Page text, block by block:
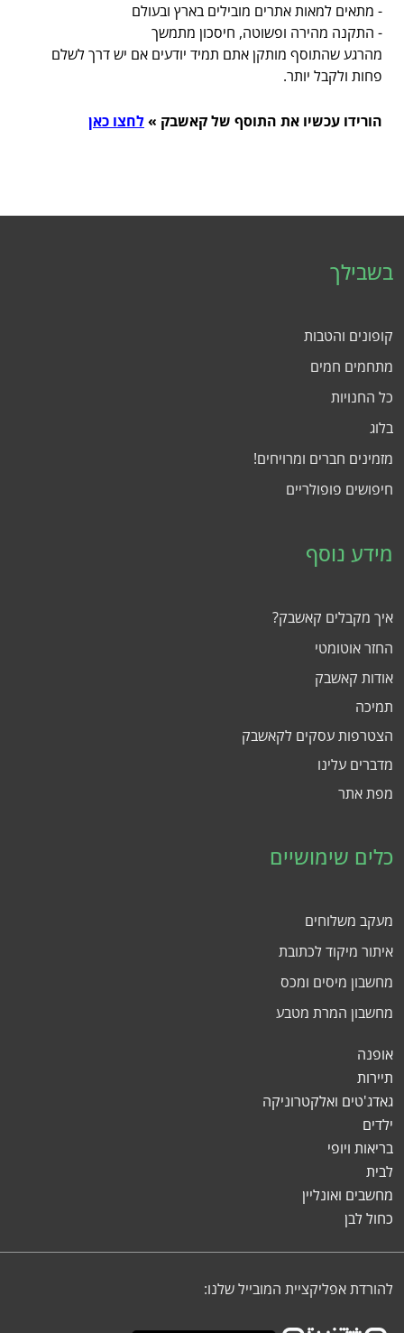
- מתאים למאות אתרים מובילים בארץ ובעולם
- התקנה מהירה ופשוטה, חיסכון מתמשך
מהרגע שהתוסף מותקן אתם תמיד יודעים אם יש דרך לשלם
פחות ולקבל יותר.
הורידו עכשיו את התוסף של קאשבק »לחצו כאן
בשבילך
קופונים והטבות
מתחמים חמים
כל החנויות
בלוג
מזמינים חברים ומרויחים!
חיפושים פופולריים
מידע נוסף
איך מקבלים קאשבק?
החזר אוטומטי
אודות קאשבק
תמיכה
הצטרפות עסקים לקאשבק
מדברים עלינו
מפת אתר
כלים שימושיים
מעקב משלוחים
איתור מיקוד לכתובת
מחשבון מיסים ומכס
מחשבון המרת מטבע
אופנה
תיירות
גאדג'טים ואלקטרוניקה
ילדים
בריאות ויופי
לבית
מחשבים ואונליין
כחול לבן
להורדת אפליקציית המובייל שלנו: